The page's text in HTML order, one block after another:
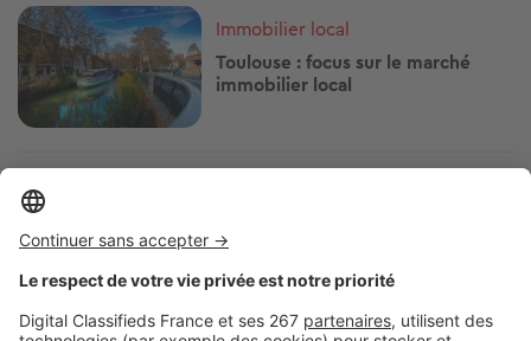
Image
Immobilier local
Toulouse : focus sur le marché
immobilier local
Image
loyers en hausse de 10% en cinq
ans !